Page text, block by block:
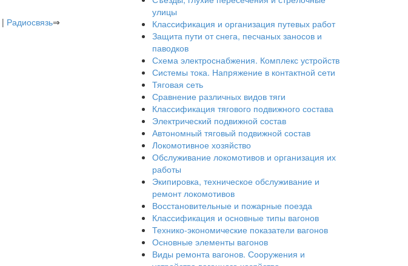
| Радиосвязь⇒
улицы
Классификация и организация путевых работ
Защита пути от снега, песчаных заносов и
паводков
Схема электроснабжения. Комплекс устройств
Системы тока. Напряжение в контактной сети
Тяговая сеть
Сравнение различных видов тяги
Классификация тягового подвижного состава
Электрический подвижной состав
Автономный тяговый подвижной состав
Локомотивное хозяйство
Обслуживание локомотивов и организация их
работы
Экипировка, техническое обслуживание и
ремонт локомотивов
Восстановительные и пожарные поезда
Классификация и основные типы вагонов
Технико-экономические показатели вагонов
Основные элементы вагонов
Виды ремонта вагонов. Сооружения и